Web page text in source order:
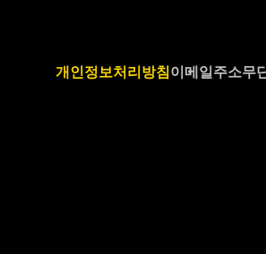
개인정보처리방침이메일주소무